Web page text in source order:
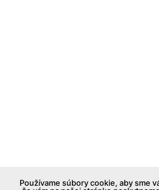
Používame súbory cookie, aby sme